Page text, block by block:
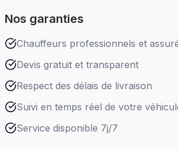
Nos garanties
Chauffeurs professionnels et
Devis gratuit et transparent
Respect des délais de livraison
Suivi en temps réel de votre
Service disponible 7j/7